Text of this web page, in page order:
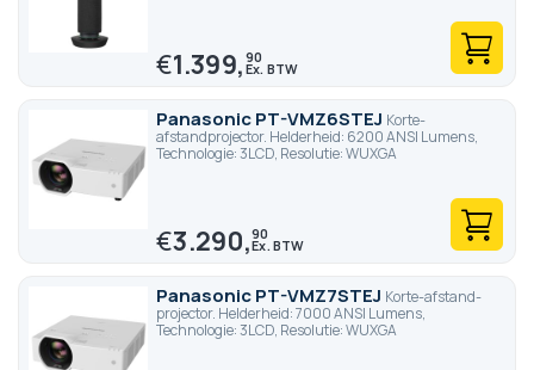
€1.399,90
Panasonic PT-VMZ6STEJ Korte-
afstandprojector. Helderheid: 6200 ANSI Lumens,
Technologie: 3LCD, Resolutie: WUXGA
€3.290,90
Panasonic PT-VMZ7STEJ Korte-afstand-
projector. Helderheid: 7000 ANSI Lumens,
Technologie: 3LCD, Resolutie: WUXGA